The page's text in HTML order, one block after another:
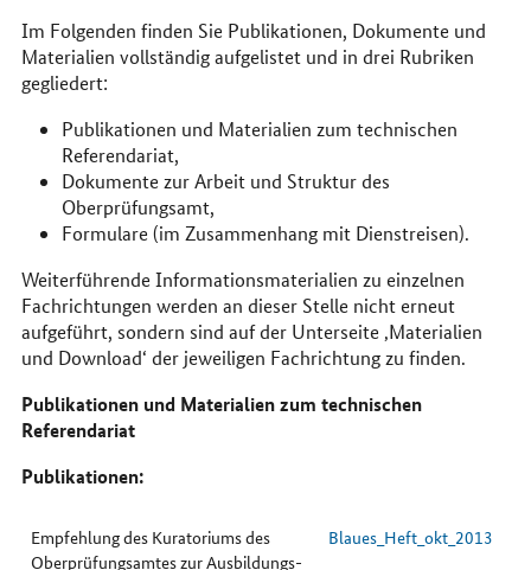
Im Folgenden finden Sie Publikationen, Dokumente und
Materialien vollständig aufgelistet und in drei Rubriken
gegliedert:
Publikationen und Materialien zum technischen
Referendariat,
Dokumente zur Arbeit und Struktur des
Oberprüfungsamt,
Formulare (im Zusammenhang mit Dienstreisen).
Weiterführende Informationsmaterialien zu einzelnen
Fachrichtungen werden an dieser Stelle nicht erneut
aufgeführt, sondern sind auf der Unterseite ‚Materialien
und Download‘ der jeweiligen Fachrichtung zu finden.
Publikationen und Materialien zum technischen
Referendariat
Publikationen:
Empfehlung des Kuratoriums des
Oberprüfungsamtes zur Ausbildungs-
Blaues_Heft_okt_2013